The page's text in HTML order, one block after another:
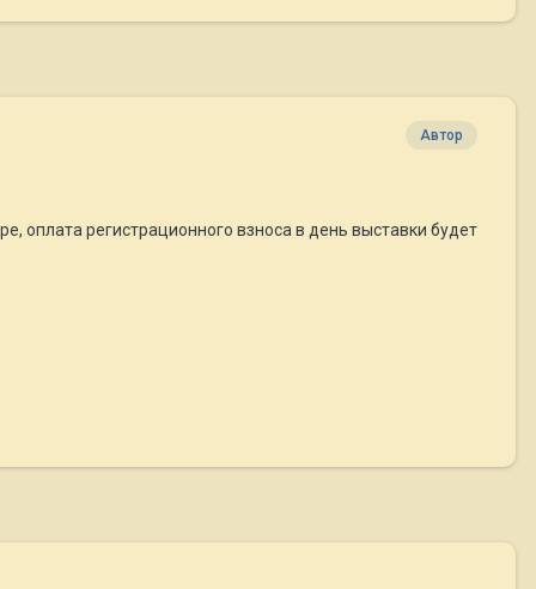
Автор
оплата регистрационного взноса в день выставки будет